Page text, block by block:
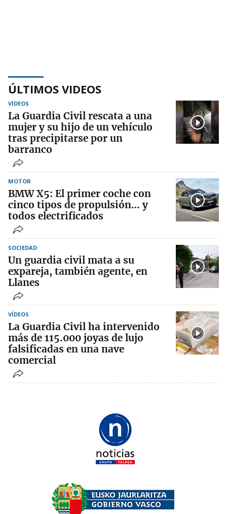
ÚLTIMOS VIDEOS
VÍDEOS
La Guardia Civil rescata a una
mujer y su hijo de un vehículo
tras precipitarse por un
barranco
MOTOR
BMW X5: El primer coche con
cinco tipos de propulsión… y
todos electrificados
SOCIEDAD
Un guardia civil mata a su
expareja, también agente, en
Llanes
VÍDEOS
La Guardia Civil ha intervenido
más de 115.000 joyas de lujo
falsificadas en una nave
comercial